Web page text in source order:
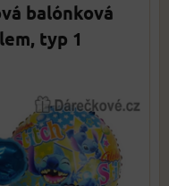
balónková
typ 1